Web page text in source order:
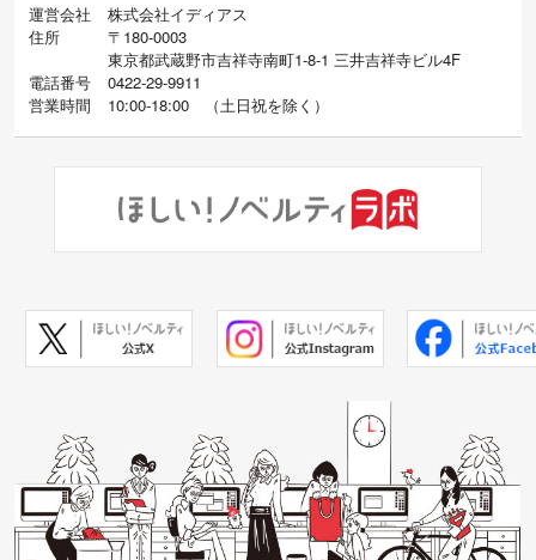
運営会社
株式会社イディアス
住所
〒180-0003
東京都武蔵野市吉祥寺南町1-8-1 三井吉祥寺ビル4F
電話番号
0422-29-9911
営業時間
10:00-18:00 （土日祝を除く）